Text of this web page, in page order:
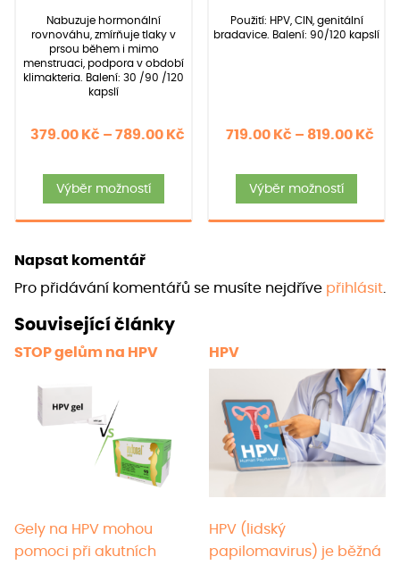
základě
hodnocení
zákazníků
Nabuzuje hormonální
rovnováhu, zmírňuje tlaky v
prsou během i mimo
menstruaci, podpora v období
klimakteria. Balení: 30 /90 /120
kapslí
379.00 Kč – 789.00 KčRozpětí
379.00 Kč
789.00 Kč
Výběr možností
má
Možnosti
vybrat
produktu
základě
hodnocení
zákazníků
Použití: HPV, CIN, genitální
bradavice. Balení: 90/120 kapslí
719.00 Kč – 819.00 Kč
Výběr možností
má
Napsat komentář
Pro přidávání komentářů se musíte nejdříve přihlásit
Související články
STOP gelům na HPV
Gely na HPV mohou
pomoci při akutních
HPV
HPV (lidský
papilomavirus) je běžná